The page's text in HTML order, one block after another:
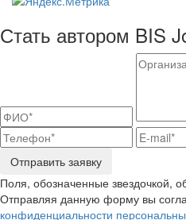
Стать автором BIS
Отправить заявку
Поля, обозначенные звездочкой,
Отправляя данную форму вы
конфиденциальности